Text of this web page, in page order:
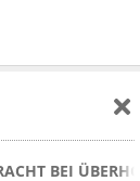
BEI